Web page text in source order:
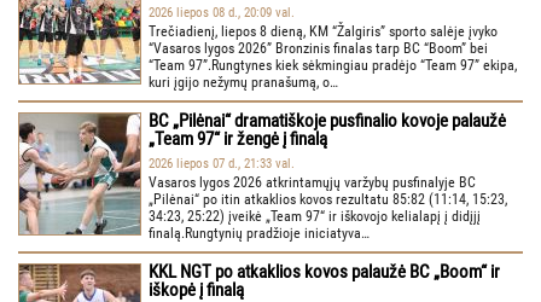
2026 liepos 08 d., 20:09 val.
Trečiadienį, liepos 8 dieną, KM “Žalgiris” sporto salėje įvyko
“Vasaros lygos 2026” Bronzinis finalas tarp BC “Boom” bei
“Team 97”.Rungtynes kiek sėkmingiau pradėjo “Team 97” ekipa,
kuri įgijo nežymų pranašumą, o…
BC „Pilėnai“ dramatiškoje pusfinalio kovoje palaužė
„Team 97“ ir žengė į finalą
2026 liepos 07 d., 21:33 val.
Vasaros lygos 2026 atkrintamųjų varžybų pusfinalyje BC
„Pilėnai“ po itin atkaklios kovos rezultatu 85:82 (11:14, 15:23,
34:23, 25:22) įveikė „Team 97“ ir iškovojo kelialapį į didįjį
finalą.Rungtynių pradžioje iniciatyva…
KKL NGT po atkaklios kovos palaužė BC „Boom“ ir
iškopė į finalą